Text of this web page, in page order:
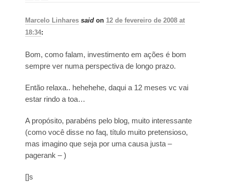
Marcelo Linhares said on 12 de fevereiro de 2008 at
18:34:
Bom, como falam, investimento em ações é bom
sempre ver numa perspectiva de longo prazo.
Então relaxa.. hehehehe, daqui a 12 meses vc vai
estar rindo a toa…
A propósito, parabéns pelo blog, muito interessante
(como você disse no faq, título muito pretensioso,
mas imagino que seja por uma causa justa –
pagerank – )
[]s